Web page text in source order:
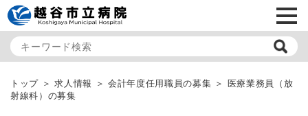
トップ 求人情報 会計年度任用職員の募集
医療業務員（放
射線科）の募集